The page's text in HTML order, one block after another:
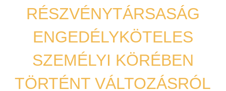
RÉSZVÉNYTÁRSASÁG
ENGEDÉLYKÖTELES
SZEMÉLYI KÖRÉBEN
TÖRTÉNT VÁLTOZÁSRÓL